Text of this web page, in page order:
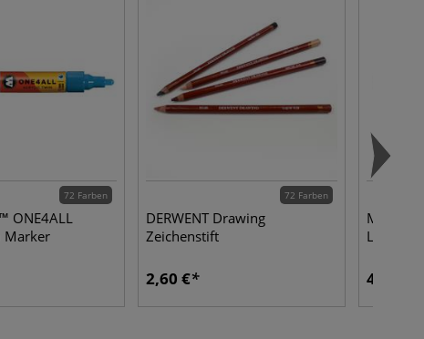
72 Farben
ONE4ALL
Marker
72 Farben
DERWENT Drawing
Zeichenstift
2,60 € 4,80 €